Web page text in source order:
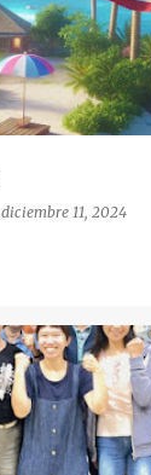
diciembre 11, 2024